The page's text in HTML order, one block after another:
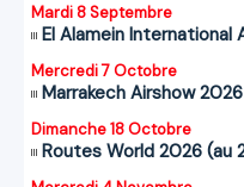
Mardi 8 Septembre
El Alamein
Mercredi 7 Octobre
Marrakech Airshow
Dimanche 18 Octobre
Routes World 2026 (au